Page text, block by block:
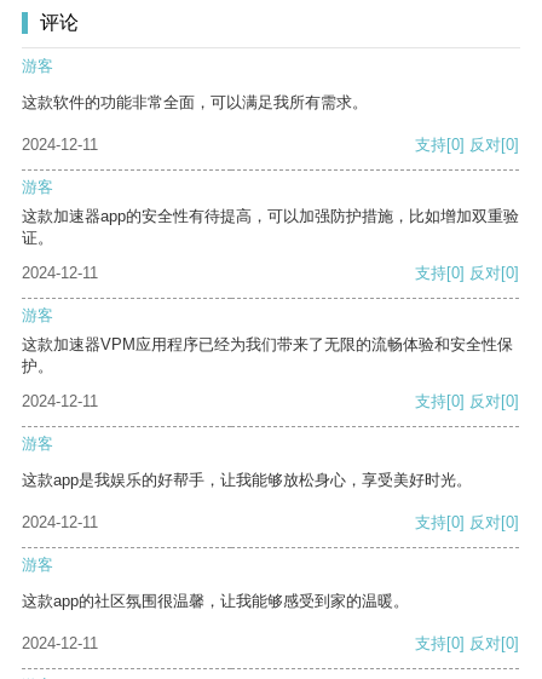
评论
游客
这款软件的功能非常全面，可以满足我所有需求。
2024-12-11 支持[0] 反对[0]
游客
这款加速器app的安全性有待提高，可以加强防护措施，比如增加双重验
证。
2024-12-11
支持[0] 反对[0]
游客
这款加速器VPM应用程序已经为我们带来了无限的流畅体验和安全性保
护。
2024-12-11
支持[0] 反对[0]
游客
这款app是我娱乐的好帮手，让我能够放松身心，享受美好时光。
2024-12-11 支持[0] 反对[0]
游客
这款app的社区氛围很温馨，让我能够感受到家的温暖。
2024-12-11 支持[0] 反对[0]